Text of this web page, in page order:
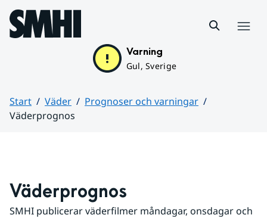
Hoppa till sidans innehåll
Varning
Gul, Sverige
Start Väder
Prognoser och varningar
Väderprognos
Väderprognos
SMHI publicerar väderfilmer måndagar, onsdagar och